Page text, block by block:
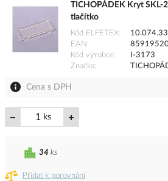
TICHOPÁDEK Kryt SKL-
tlačítko
Kód ELFETEX
EAN
Kód výrobce
I-3173
Značka
Cena s DPH
ks
Přidat k porovnání
34 ks